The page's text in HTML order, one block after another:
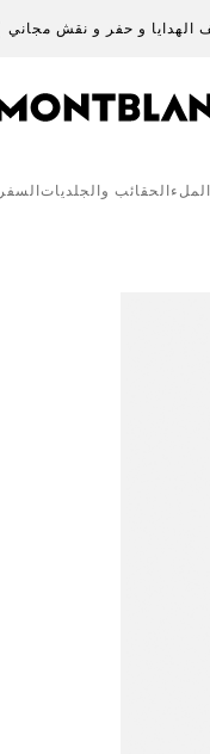
الهدايا و حفر و نقش مجاني
الحقائب والجلديات السفر